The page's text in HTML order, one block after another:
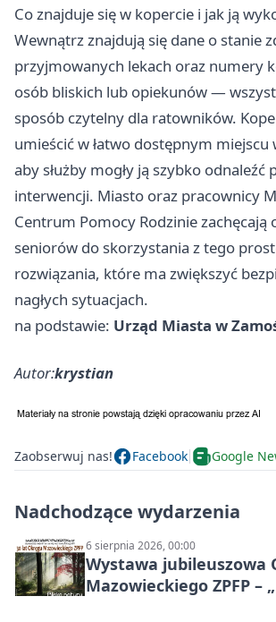
Co znajduje się w kopercie i jak ją
Wewnątrz znajdują się dane o stanie
przyjmowanych lekach oraz numery
osób bliskich lub opiekunów —
sposób czytelny dla ratowników.
umieścić w łatwo dostępnym
aby służby mogły ją szybko odnaleźć
interwencji. Miasto oraz pracownicy
Centrum Pomocy Rodzinie zachęcają
seniorów do skorzystania z tego
rozwiązania, które ma zwiększyć
nagłych sytuacjach.
na podstawie: Urząd Miasta w
Autor:krystian
Zaobserwuj nas! Facebook Google
Nadchodzące wydarzenia
6 sierpnia 2026, 00:00
Wystawa jubileuszowa
Mazowieckiego ZPFP –